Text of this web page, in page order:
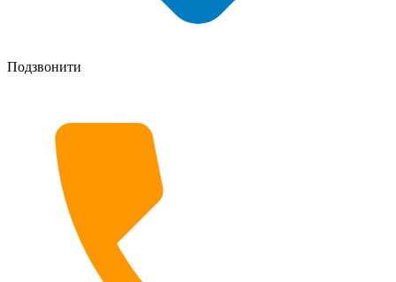
Подзвонити